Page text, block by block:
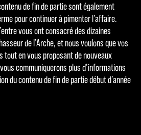
de fin de partie sont également
pour continuer à pimenter l’affaire.
vous ont consacré des dizaines
de l’Arche, et nous voulons que vos
en vous proposant de nouveaux
communiquerons plus d’informations
du contenu de fin de partie début d’année